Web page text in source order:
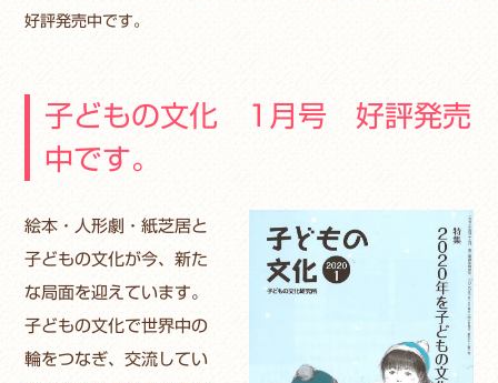
好評発売中です。
子どもの文化 1月号 好評発売
中です。
絵本・人形劇・紙芝居と
子どもの文化が今、新た
な局面を迎えています。
子どもの文化で世界中の
輪をつなぎ、交流してい